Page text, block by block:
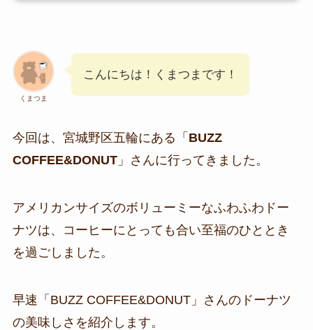
くまつま
こんにちは！くまつまです！
今回は、宮城野区五輪にある「 BUZZ
COFFEE&DONUT」さんに行ってきました。
アメリカンサイズのボリューミーなふわふわドー
ナツは、コーヒーにとっても合い至福のひととき
を過ごしました。
早速「BUZZ COFFEE&DONUT」さんのドーナツ
の美味しさを紹介します。